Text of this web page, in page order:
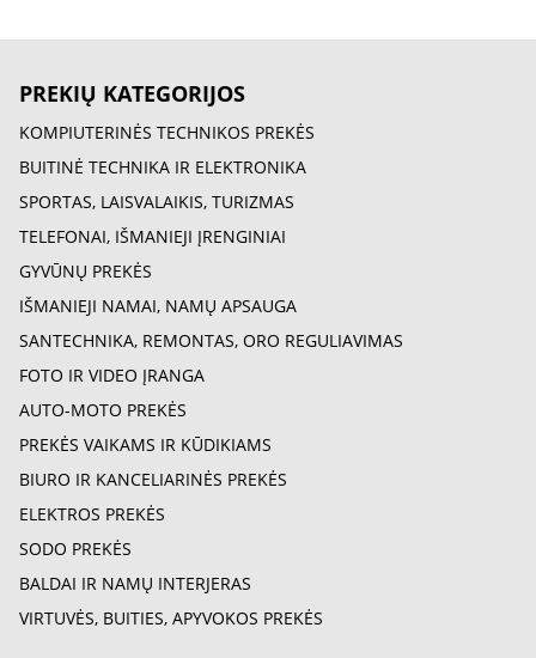
PREKIŲ KATEGORIJOS
KOMPIUTERINĖS TECHNIKOS PREKĖS
BUITINĖ TECHNIKA IR ELEKTRONIKA
SPORTAS, LAISVALAIKIS, TURIZMAS
TELEFONAI, IŠMANIEJI ĮRENGINIAI
GYVŪNŲ PREKĖS
IŠMANIEJI NAMAI, NAMŲ APSAUGA
SANTECHNIKA, REMONTAS, ORO REGULIAVIMAS
FOTO IR VIDEO ĮRANGA
AUTO-MOTO PREKĖS
PREKĖS VAIKAMS IR KŪDIKIAMS
BIURO IR KANCELIARINĖS PREKĖS
ELEKTROS PREKĖS
SODO PREKĖS
BALDAI IR NAMŲ INTERJERAS
VIRTUVĖS, BUITIES, APYVOKOS PREKĖS